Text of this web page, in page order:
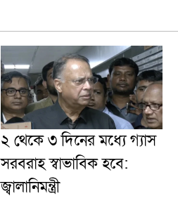
২ থেকে ৩ দিনের মধ্যে গ্যাস
সরবরাহ স্বাভাবিক হবে:
জ্বালানিমন্ত্রী